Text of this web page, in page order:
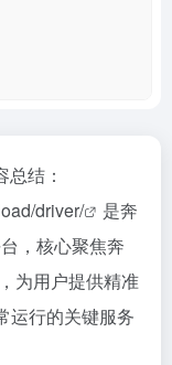
结：
driver/
是奔
，核心聚焦奔
为用户提供精准
运行的关键服务